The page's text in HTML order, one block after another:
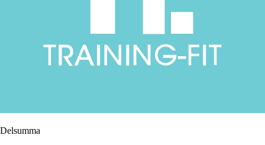
Delsumma